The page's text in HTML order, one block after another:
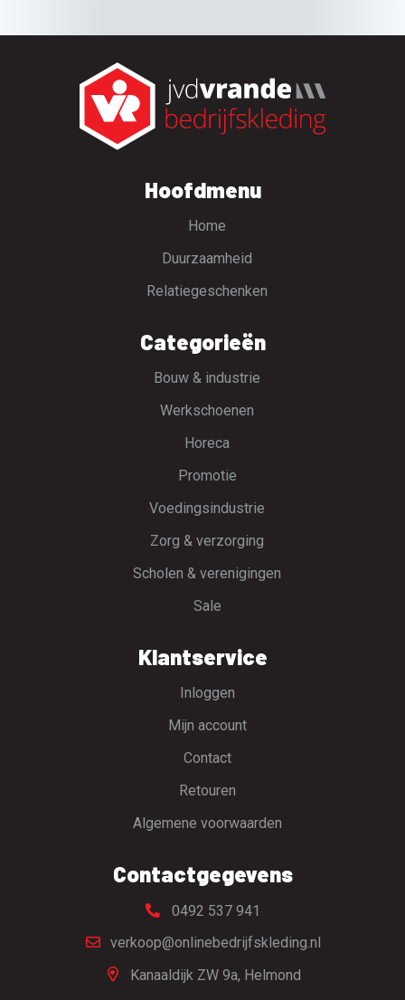
Hoofdmenu
Home
Duurzaamheid
Relatiegeschenken
Categorieën
Bouw & industrie
Werkschoenen
Horeca
Promotie
Voedingsindustrie
Zorg & verzorging
Scholen & verenigingen
Sale
Klantservice
Inloggen
Mijn account
Contact
Retouren
Algemene voorwaarden
Contactgegevens
0492 537 941
verkoop@onlinebedrijfskleding.nl
Kanaaldijk ZW 9a, Helmond